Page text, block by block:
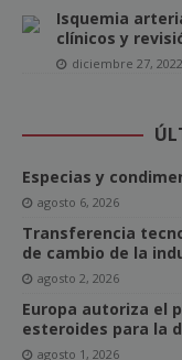
Isquemia
clínicos y
diciembre 27, 2022
Especias y
agosto 6, 2026
Transferencia
de cambio de la
agosto 2, 2026
Europa autoriza el
esteroides para la
agosto 1, 2026